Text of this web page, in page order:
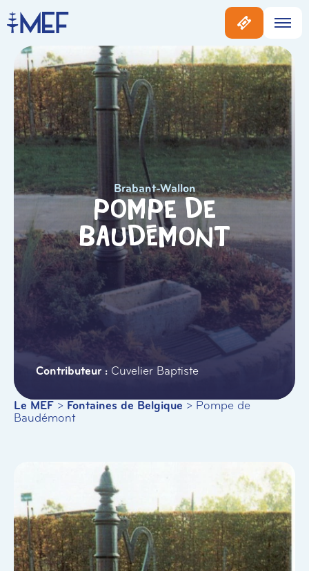
Brabant-Wallon
Pompe de
Baudémont
Cuvelier Baptiste
Le MEF > Fontaines de Belgique > Pompe de
Baudémont